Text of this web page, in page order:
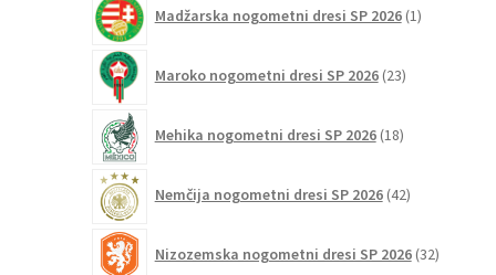
Madžarska nogometni dresi SP 2026 1izdelek
Maroko nogometni dresi SP 2026 23izdelkov
Mehika nogometni dresi SP 2026 18izdelkov
Nemčija nogometni dresi SP 2026 42izdelkov
Nizozemska nogometni dresi SP 2026 32izdelkov